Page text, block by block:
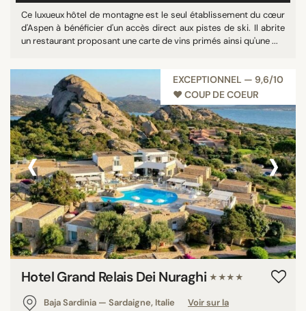
Ce luxueux hôtel de montagne est le seul établissement du cœur
d'Aspen à bénéficier d'un accès direct aux pistes de ski. Il abrite
un restaurant proposant une carte de vins primés ainsi qu'une ...
EXCEPTIONNEL — 9,6/10
♥︎ COUP DE COEUR
‹ ›
Hotel Grand Relais Dei Nuraghi ★★★★
Baja Sardinia — Sardaigne, Italie
Voir sur la